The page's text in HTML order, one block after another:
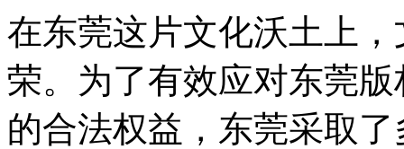
在东莞这片文化沃土上
荣。为了有效应对东莞
的合法权益，东莞采取